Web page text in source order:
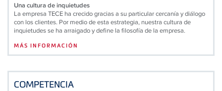
Una cultura de inquietudes
La empresa TECE ha crecido gracias a su particular cercanía y diálogo
con los clientes. Por medio de esta estrategia, nuestra cultura de
inquietudes se ha arraigado y define la filosofía de la empresa.
MÁS INFORMACIÓN
COMPETENCIA